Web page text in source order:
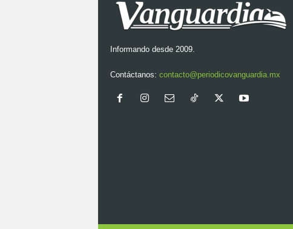
Informando desde 2009.
Contáctanos: contacto@periodicovanguardia.mx